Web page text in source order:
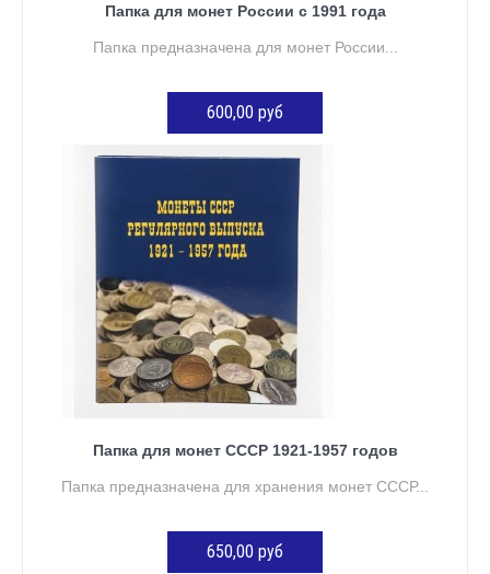
Папка для монет России с 1991 года
Папка предназначена для монет России...
600,00 руб
ДОБАВИТЬ В КОРЗИНУ
Папка для монет СССР 1921-1957 годов
Папка предназначена для хранения монет СССР...
650,00 руб